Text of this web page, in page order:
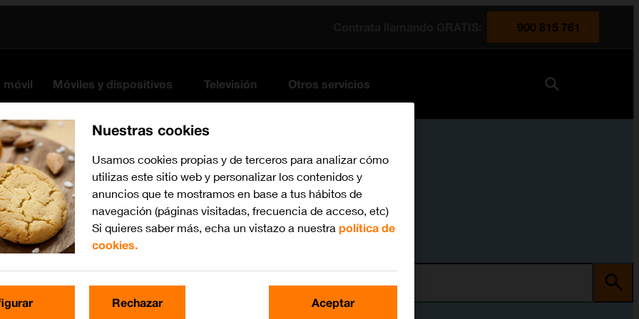
900 815 761
móvil Móviles y dispositivos Televisión Otros servicios
Nuestras cookies
Usamos cookies propias y de terceros para analizar cómo
utilizas este sitio web y personalizar los contenidos y
anuncios que te mostramos en base a tus hábitos de
navegación (páginas visitadas, frecuencia de acceso, etc)
Si quieres saber más, echa un vistazo a nuestra política de
cookies.
Rechazar Aceptar